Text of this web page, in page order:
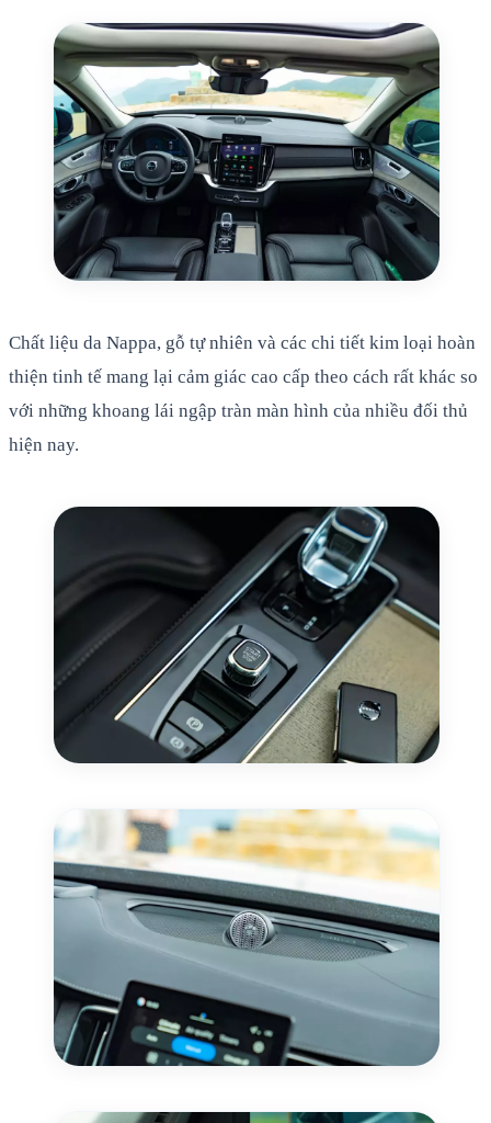
Chất liệu da Nappa, gỗ tự nhiên và các chi tiết kim loại hoàn
thiện tinh tế mang lại cảm giác cao cấp theo cách rất khác so
với những khoang lái ngập tràn màn hình của nhiều đối thủ
hiện nay.